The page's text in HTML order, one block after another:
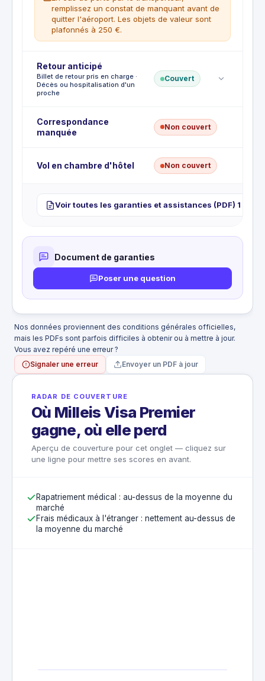
remplissez un constat de manquant avant de
quitter l'aéroport. Les objets de valeur sont
plafonnés à 250 €.
Franchise:€70
CE QUI EST COUVERT
Vol, perte ou détérioration des bagages
CE QUI N'EST PAS COUVERT
Objets de valeur plafonnés à 250 €
Espèces, titres de transport et documents
Retour anticipé
Billet de retour pris en charge ·
Décès ou hospitalisation d'un
proche
Couvert
CE QUI EST COUVERT
Prise en charge du transport pour un
En cas d'hospitalisation ou de décès d'un
Retour pour convenance personnelle
Correspondance
manquée
Non couvert
Vol en chambre d'hôtel Non couvert
Voir toutes les garanties et assistances (PDF) 1
Document de garanties
Poser une question
Nos données proviennent des conditions générales officielles,
mais les PDFs sont parfois difficiles à obtenir ou à mettre à jour.
Vous avez repéré une erreur ?
Signaler une erreur
Envoyer un PDF à jour
RADAR DE COUVERTURE
Où Milleis Visa Premier
gagne, où elle perd
Aperçu de couverture pour cet onglet — cliquez sur
une ligne pour mettre ses scores en avant.
Rapatriement médical : au-dessus de la moyenne du
marché
Frais médicaux à l'étranger : nettement au-dessus de
la moyenne du marché